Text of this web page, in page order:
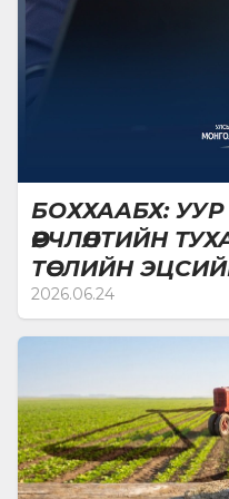
БОХХААБХ:
ӨӨРЧЛӨЛТИЙН
ТӨСЛИЙН
ХИЙВ
2026.06.24